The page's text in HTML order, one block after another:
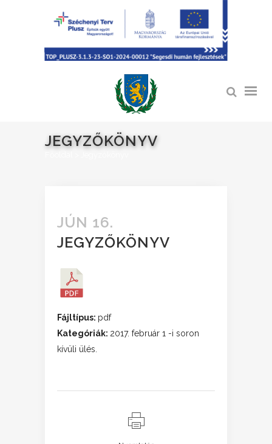
JEGYZŐKÖNYV
JÚN 16.
JEGYZŐKÖNYV
Fájltípus: pdf
Kategóriák: 2017. február 1 -i soron
kívüli ülés.